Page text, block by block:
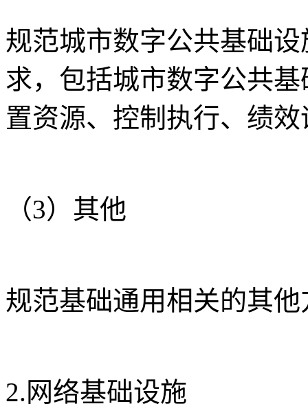
规范城市数字公共基础
求，包括城市数字公共
置资源、控制执行、绩
（3）其他
规范基础通用相关的其
2.网络基础设施